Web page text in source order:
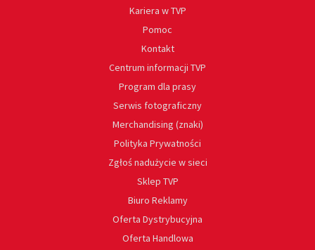
Kariera w TVP
Pomoc
Kontakt
Centrum informacji TVP
Program dla prasy
Serwis fotograficzny
Merchandising (znaki)
Polityka Prywatności
Zgłoś nadużycie w sieci
Sklep TVP
Biuro Reklamy
Oferta Dystrybucyjna
Oferta Handlowa